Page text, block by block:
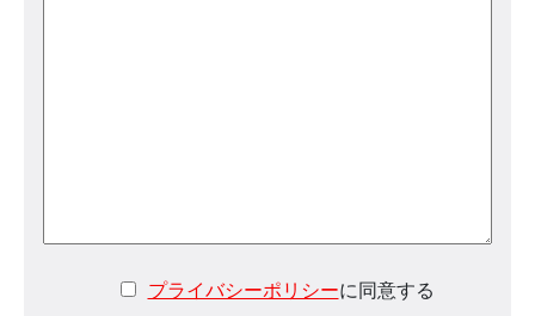
プライバシーポリシーに同意する